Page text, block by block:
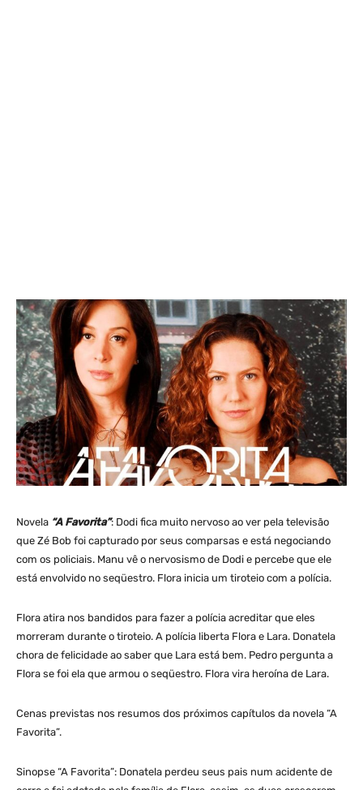
Novela “A Favorita”: Dodi fica muito nervoso ao ver pela televisão
que Zé Bob foi capturado por seus comparsas e está negociando
com os policiais. Manu vê o nervosismo de Dodi e percebe que ele
está envolvido no seqüestro. Flora inicia um tiroteio com a polícia.
Flora atira nos bandidos para fazer a polícia acreditar que eles
morreram durante o tiroteio. A polícia liberta Flora e Lara. Donatela
chora de felicidade ao saber que Lara está bem. Pedro pergunta a
Flora se foi ela que armou o seqüestro. Flora vira heroína de Lara.
Cenas previstas nos resumos dos próximos capítulos da novela “A
Favorita”.
Sinopse “A Favorita”: Donatela perdeu seus pais num acidente de